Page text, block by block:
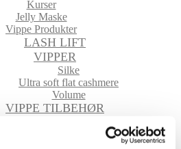
Kurser
Jelly Maske
Vippe Produkter
LASH LIFT
VIPPER
Silke
Ultra soft flat cashmere
Volume
VIPPE TILBEHØR